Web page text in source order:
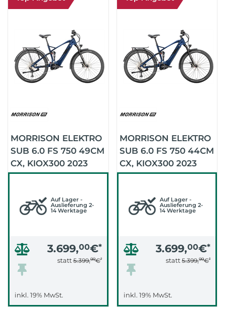
MORRISON ELEKTRO
SUB 6.0 FS 750 49CM
CX, KIOX300 2023
(DARK BLUE)
Auf Lager -
Auslieferung 2-
14 Werktage
3.699,00€*
statt5.399,99€*
inkl. 19% MwSt.
MORRISON ELEKTRO
SUB 6.0 FS 750 44CM
CX, KIOX300 2023
(DARK BLUE)
Auf Lager -
Auslieferung 2-
14 Werktage
3.699,00€*
statt 5.399,99€*
inkl. 19% MwSt.